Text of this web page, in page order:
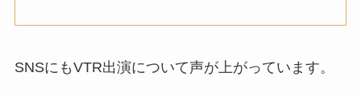
SNSにもVTR出演について声が上がっています。